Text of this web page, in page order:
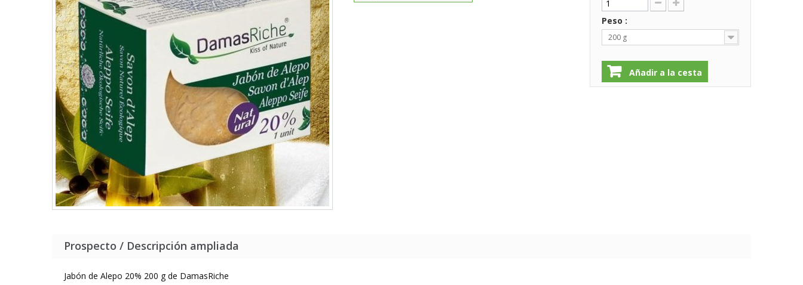
Peso :
200 g
Añadir a la cesta
Prospecto / Descripción ampliada
Jabón de Alepo 20% 200 g de DamasRiche